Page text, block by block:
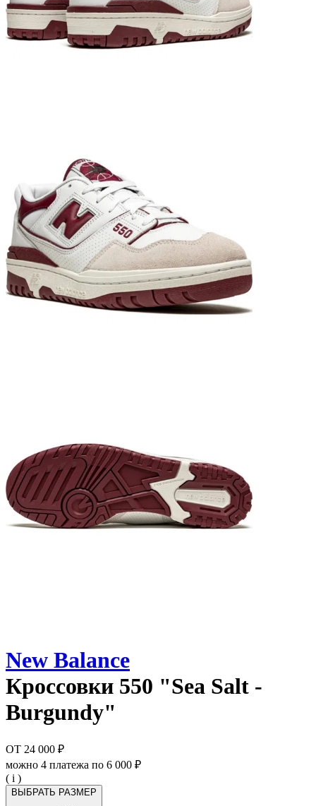
New Balance
Кроссовки 550 "Sea Salt -
Burgundy"
ОТ 24 000 ₽
можно 4 платежа по 6 000 ₽
( i )
ВЫБРАТЬ РАЗМЕР